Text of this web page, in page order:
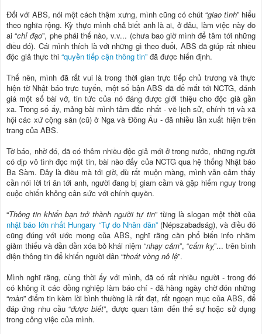
Đối với ABS, nói một cách thậm xưng, mình cũng có chút “giao tình” hiểu
theo nghĩa rộng. Kỳ thực mình chả biết anh là ai, ở đâu, làm việc này do
ai “chỉ đạo”, phe phái thế nào, v.v... (chưa bao giờ mình để tâm tới những
điều đó). Cái mình thích là với những gì theo đuổi, ABS đã giúp rất nhiều
độc giả thực thi “quyền tiếp cận thông tin” đã được hiến định.
Thế nên, mình đã rất vui là trong thời gian trực tiếp chủ trương và thực
hiện tờ Nhật báo trực tuyến, một số bận ABS đã để mắt tới NCTG, đánh
giá một số bài vở, tin tức của nó đáng được giới thiệu cho độc giả gần
xa. Trong số ấy, mảng bài mình tâm đắc nhất - về lịch sử, chính trị và xã
hội các xứ cộng sản (cũ) ở Nga và Đông Âu - đã nhiều lần xuất hiện trên
trang của ABS.
Tờ báo, nhờ đó, đã có thêm nhiều độc giả mới ở trong nước, những người
có dịp vô tình đọc một tin, bài nào đấy của NCTG qua hệ thống Nhật báo
Ba Sàm. Đây là điều mà tới giờ, dù rất muộn màng, mình vẫn cảm thấy
cần nói lời tri ân tới anh, người đang bị giam cầm và gặp hiểm nguy trong
cuộc chiến không cân sức với chính quyền.
“Thông tin khiến bạn trở thành người tự tin” từng là slogan một thời của
nhật báo lớn nhất Hungary “Tự do Nhân dân”(Népszabadság), và điều đó
cũng đúng với ước mong của ABS, nghĩ rằng cần phổ biến info nhằm
giảm thiểu và dần dần xóa bỏ khái niệm “nhạy cảm”, “cấm kỵ”... trên bình
diện thông tin để khiến người dân “thoát vòng nô lệ”.
Mình nghĩ rằng, cùng thời ấy với mình, đã có rất nhiều người - trong đó
có không ít các đồng nghiệp làm báo chí - đã hàng ngày chờ đón những
“màn” điểm tin kèm lời bình thường là rất đạt, rất ngoạn mục của ABS, để
đáp ứng nhu cầu “được biết”, được quan tâm đến thế sự hoặc sử dụng
trong công việc của mình.